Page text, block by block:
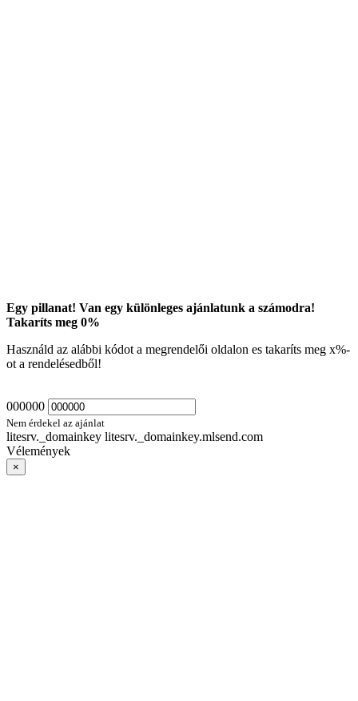
Egy pillanat! Van egy különleges ajánlatunk a számodra!
Takaríts meg 0%
Használd az alábbi kódot a megrendelői oldalon es takaríts meg x%-
ot a rendelésedből!
000000
Nem érdekel az ajánlat
litesrv._domainkey litesrv._domainkey.mlsend.com
Vélemények
×